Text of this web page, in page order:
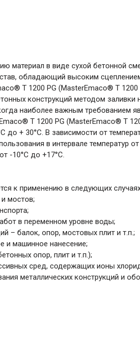
материал в виде сухой бетонной
обладающий высоким
T 1200 PG (MasterEmaco® T 1200
конструкций методом заливки
наиболее важным требованием
T 1200 PG (MasterEmaco® T
до + 30°С. В зависимости от
в интервале температур
-10°С до +17°С.
к применению в следующих
мостов;
в переменном уровне воды;
– балок, опор, мостовых плит и т.п.;
и машинное нанесение;
опор, плит и т.п.);
сред, содержащих ионы
металлических конструкций и
и сауны
клининга и уборки